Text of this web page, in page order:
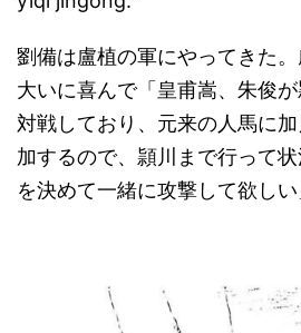
劉備は盧植の軍にやってきた
大いに喜んで「皇甫嵩、朱俊
対戦しており、元来の人馬に
加するので、頴川まで行って
を決めて一緒に攻撃して欲しい